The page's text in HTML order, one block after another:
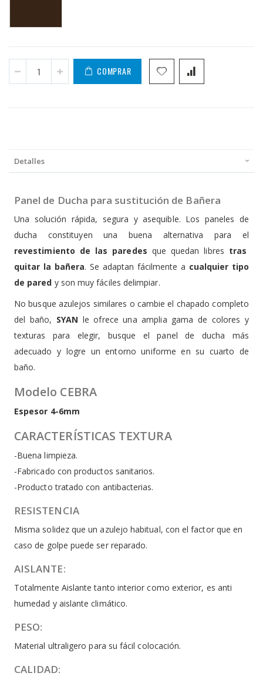
COMPRAR
Detalles
Panel de Ducha para sustitución de Bañera
Una solución rápida, segura y asequible. Los paneles de
ducha constituyen una buena alternativa para el
revestimiento de las paredes que quedan libres tras
quitar la bañera. Se adaptan fácilmente a cualquier tipo
de pared y son muy fáciles delimpiar.
No busque azulejos similares o cambie el chapado completo
del baño, SYAN le ofrece una amplia gama de colores y
texturas para elegir, busque el panel de ducha más
adecuado y logre un entorno uniforme en su cuarto de
baño.
Modelo CEBRA
Espesor 4-6mm
CARACTERÍSTICAS TEXTURA
-Buena limpieza.
-Fabricado con productos sanitarios.
-Producto tratado con antibacterias.
RESISTENCIA
Misma solidez que un azulejo habitual, con el factor que en
caso de golpe puede ser reparado.
AISLANTE:
Totalmente Aislante tanto interior como exterior, es anti
humedad y aislante climático.
PESO:
Material ultraligero para su fácil colocación.
CALIDAD: